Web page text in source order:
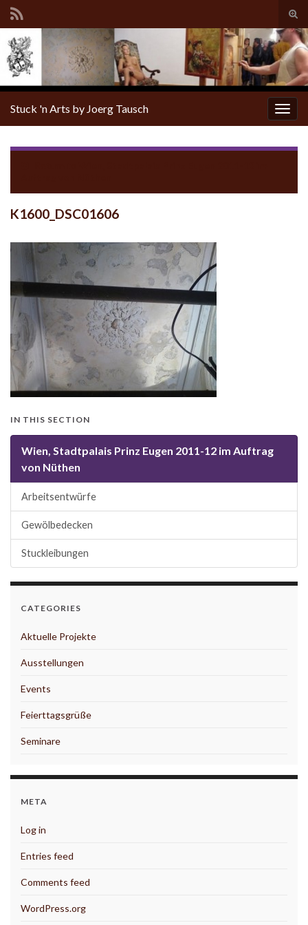
Stuck 'n Arts by Joerg Tausch
K1600_DSC01606
IN THIS SECTION
Wien, Stadtpalais Prinz Eugen 2011-12 im Auftrag
von Nüthen
Arbeitsentwürfe
Gewölbedecken
Stuckleibungen
CATEGORIES
Aktuelle Projekte
Ausstellungen
Events
Feierttagsgrüße
Seminare
META
Log in
Entries feed
Comments feed
WordPress.org